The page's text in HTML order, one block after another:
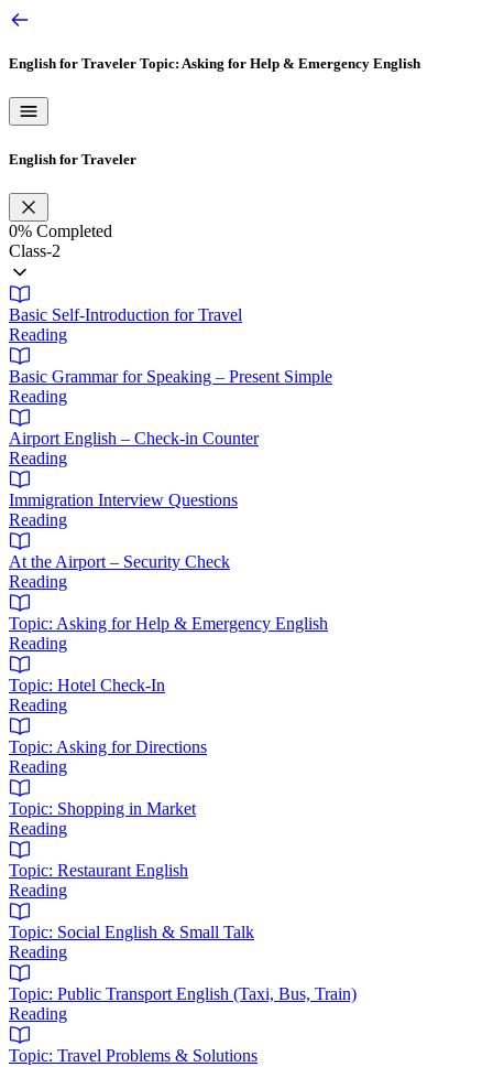
English for Traveler Topic: Asking for Help & Emergency English
English for Traveler
0% Completed
Class-2
Basic Self-Introduction for Travel
Reading
Basic Grammar for Speaking – Present Simple
Reading
Airport English – Check-in Counter
Reading
Immigration Interview Questions
Reading
At the Airport – Security Check
Reading
Topic: Asking for Help & Emergency English
Reading
Topic: Hotel Check-In
Reading
Topic: Asking for Directions
Reading
Topic: Shopping in Market
Reading
Topic: Restaurant English
Reading
Topic: Social English & Small Talk
Reading
Topic: Public Transport English (Taxi, Bus, Train)
Reading
Topic: Travel Problems & Solutions